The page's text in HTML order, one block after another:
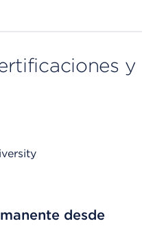
y
desde